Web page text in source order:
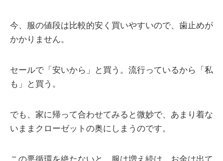
今、服の値段は比較的安く買いやすいので、歯止めが
かかりません。
セールで「安いから」と買う。流行っているから「私
も」と買う。
でも、家に帰って合わせてみると微妙で、あまり着な
いままクローゼットの奥にしまうのです。
この悪循環を絶たないと、服は増え続け、お金は出て